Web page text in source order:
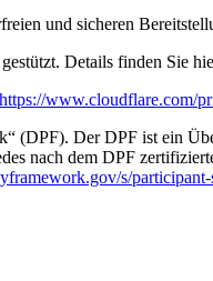
und sicheren
Details finden Sie
https://www.cloudflare.com/
(DPF). Der DPF ist ein
nach dem DPF
s/